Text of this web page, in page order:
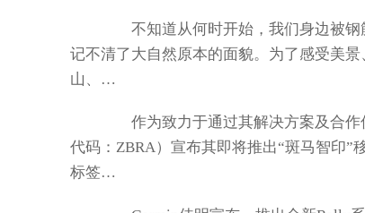
不知道从何时开始，我们身边被钢
记不清了大自然原本的面貌。为了感受美
山、…
作为致力于通过其解决方案及合作
代码：ZBRA）宣布其即将推出“斑马智印
标签…